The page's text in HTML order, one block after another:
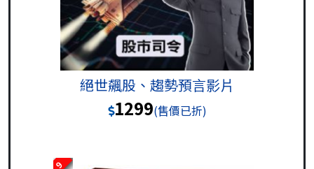
絕世飆股、趨勢預言影片
1299(售價已折)
9